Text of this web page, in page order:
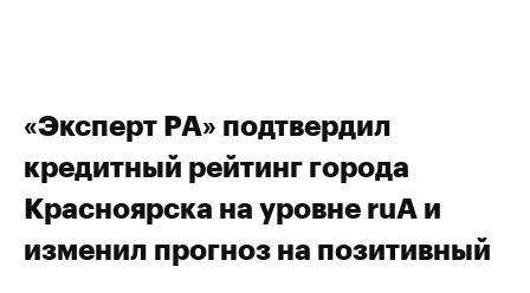
«Эксперт РА» подтвердил
кредитный рейтинг города
Красноярска на уровне ruА и
изменил прогноз на позитивный